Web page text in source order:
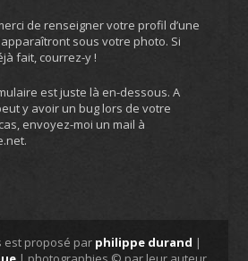
de renseigner votre profil d’une
sous votre photo. Si
fait, courrez-y !
est juste là en-dessous. A
y avoir un bug lors de votre
envoyez-moi un mail à
est proposé par philippe durand |